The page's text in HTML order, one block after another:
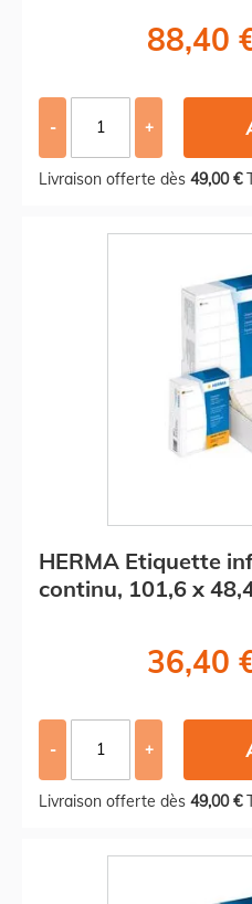
88,40
- +
Livraison offerte dès 49,00 €
HERMA Etiquette
continu, 101,6 x
36,40
- +
Livraison offerte dès 49,00 €